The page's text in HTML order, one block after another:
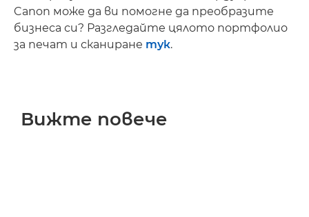
Canon може да ви помогне да преобразите
бизнеса си? Разгледайте цялото портфолио
за печат и сканиране тук.
Вижте повече